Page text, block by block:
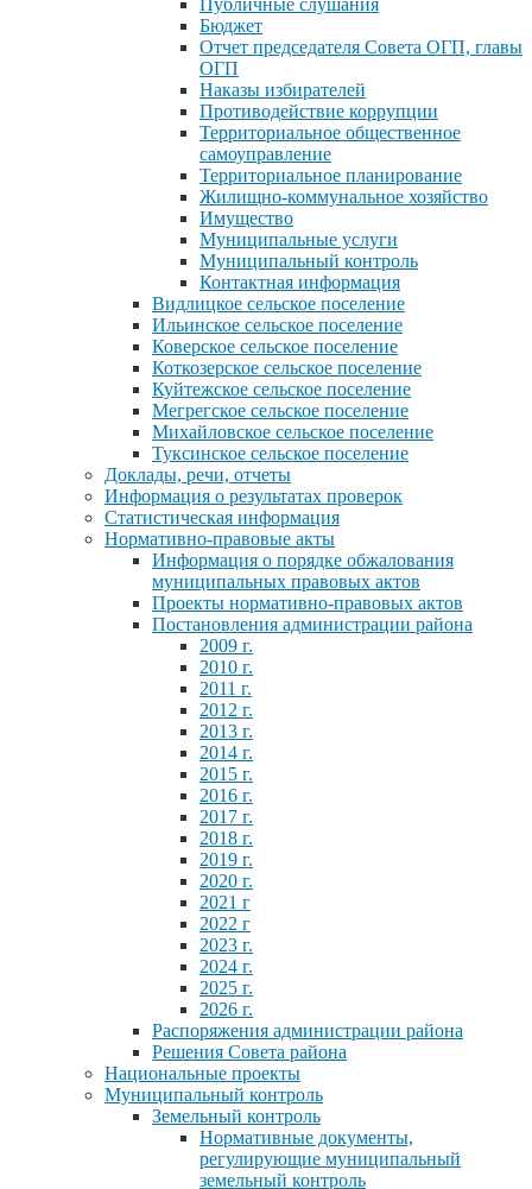
Бюджет
Отчет председателя Совета ОГП, главы
ОГП
Наказы избирателей
Противодействие коррупции
Территориальное общественное
самоуправление
Территориальное планирование
Жилищно-коммунальное хозяйство
Имущество
Муниципальные услуги
Муниципальный контроль
Контактная информация
Видлицкое сельское поселение
Ильинское сельское поселение
Коверское сельское поселение
Коткозерское сельское поселение
Куйтежское сельское поселение
Мегрегское сельское поселение
Михайловское сельское поселение
Туксинское сельское поселение
Доклады, речи, отчеты
Информация о результатах проверок
Статистическая информация
Нормативно-правовые акты
Информация о порядке обжалования
муниципальных правовых актов
Проекты нормативно-правовых актов
Постановления администрации района
2009 г.
2010 г.
2011 г.
2012 г.
2013 г.
2014 г.
2015 г.
2016 г.
2017 г.
2018 г.
2019 г.
2020 г.
2021 г
2022 г
2023 г.
2024 г.
2025 г.
2026 г.
Распоряжения администрации района
Решения Совета района
Национальные проекты
Муниципальный контроль
Земельный контроль
Нормативные документы,
регулирующие муниципальный
земельный контроль